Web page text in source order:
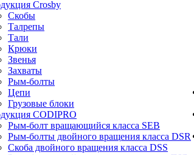
Crosby
Скобы
Талрепы
Тали
Крюки
Звенья
Захваты
Рым-болты
Цепи
Грузовые блоки
CODIPRO
Рым-болт вращающийся класса SEB
Рым-болты двойного вращения класса DSR
Скоба двойного вращения класса DSS